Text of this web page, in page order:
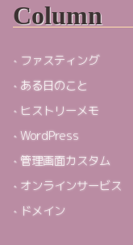
Column
ファスティング
ある日のこと
ヒストリーメモ
WordPress
管理画面カスタム
オンラインサービス
ドメイン